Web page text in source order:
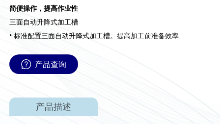
简便操作，提高作业性
三面自动升降式加工槽
• 标准配置三面自动升降式加工槽。提高加工前准备效率
产品查询
产品描述